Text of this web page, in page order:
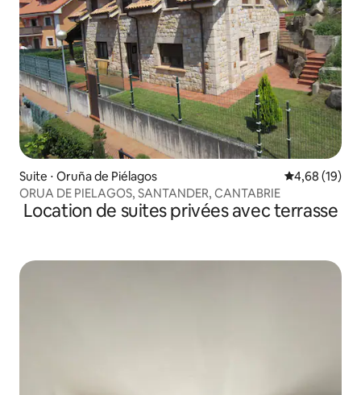
Suite ⋅ Oruña de Piélagos Évaluation
4,68 (19)
ORUA DE PIELAGOS, SANTANDER, CANTABRIE
Location de suites privées avec terrasse